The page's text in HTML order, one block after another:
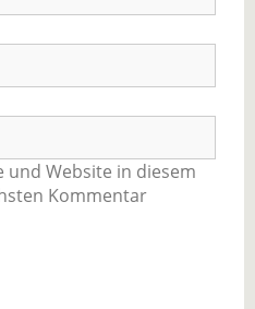
und Website in diesem
Kommentar